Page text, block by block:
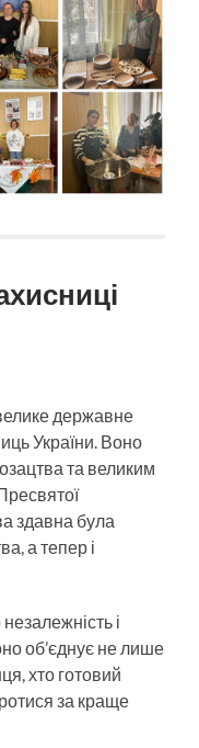
державне
України. Воно
та великим
здавна була
а тепер і
і
об’єднує не лише
хто готовий
за краще